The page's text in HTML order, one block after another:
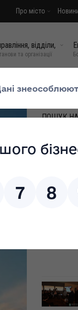
Про місто
відділи,
та організації
МИ У
ПОШУК НА